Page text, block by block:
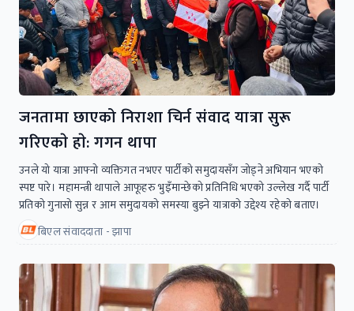
जनतामा छाएको निराशा चिर्न संवाद यात्रा सुरू
गरिएकाे हाे: गगन थापा
उनले यो यात्रा आफ्नो व्यक्तिगत नभएर पार्टीको समुदायसँग जोड्ने अभियान भएको
स्पष्ट पारे। महामन्त्री थापाले आफूहरु भुइँमान्छेको प्रतिनिधि भएको उल्लेख गर्दै पार्टी
प्रतिको गुनासो सुन्न र आम समुदायको समस्या बुझ्ने यात्राको उद्देश्य रहेको बताए।
बिएल संवाददाता - झापा